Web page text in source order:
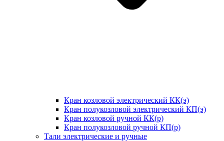
Кран козловой электрический КК(э)
Кран полукозловой электрический КП(э)
Кран козловой ручной КК(р)
Кран полукозловой ручной КП(р)
Тали электрические и ручные